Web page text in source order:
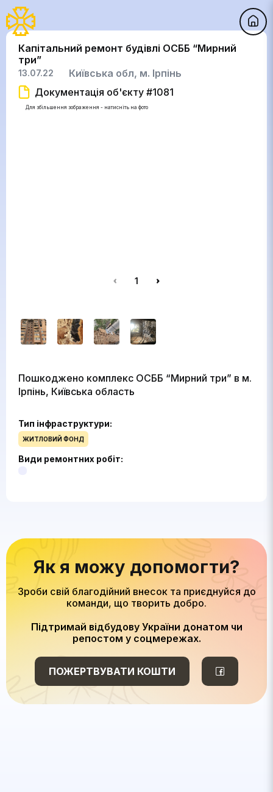
Для збільшення зображення - натисніть на фото
1
Капітальний ремонт будівлі ОСББ “Мирний
три”
13.07.22
Київська обл, м. Ірпінь
Документація об'єкту #1081
Тип інфраструктури:
ЖИТЛОВИЙ ФОНД
Види ремонтних робіт:
Пошкоджено комплекс ОСББ “Мирний три” в м.
Ірпінь, Київська область
Як я можу допомогти?
Зроби свій благодійний внесок та приєднуйся до
команди, що творить добро.
Підтримай відбудову України донатом чи
репостом у соцмережах.
ПОЖЕРТВУВАТИ КОШТИ